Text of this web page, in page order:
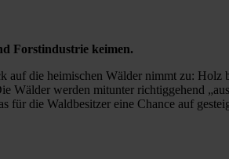
Forstindustrie keimen.
auf die heimischen Wälder nimmt zu:
Wälder werden mitunter richtiggehend
für die Waldbesitzer eine Chance auf